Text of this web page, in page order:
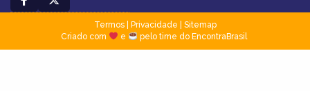
Termos| Privacidade
Sitemap
Criado com
e pelo time do EncontraBrasil